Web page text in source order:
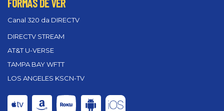
FORMAS DE VER
Canal 320 da DIRECTV
DIRECTV STREAM
AT&T U-VERSE
TAMPA BAY WFTT
LOS ANGELES KSCN-TV